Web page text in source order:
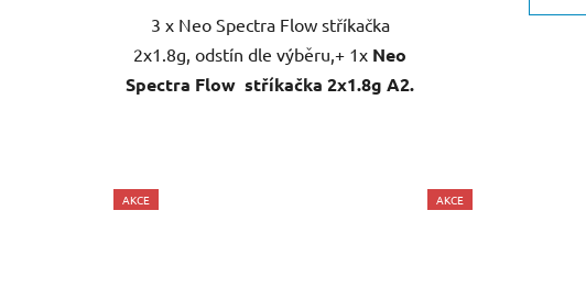
3 x Neo Spectra Flow stříkačka
2x1.8g, odstín dle výběru,+ 1x Neo
Spectra Flow stříkačka 2x1.8g A2.
AKCE AKCE